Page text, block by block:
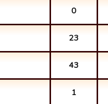
0
23
43
1